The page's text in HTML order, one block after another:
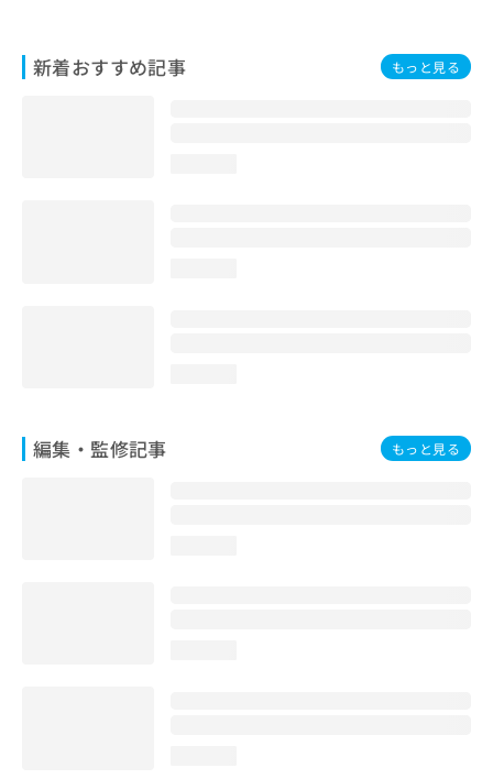
新着おすすめ記事 もっと見る
編集・監修記事 もっと見る
い
合